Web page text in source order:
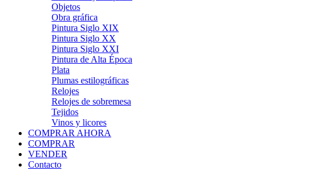
Objetos
Obra gráfica
Pintura Siglo XIX
Pintura Siglo XX
Pintura Siglo XXI
Pintura de Alta Época
Plata
Plumas estilográficas
Relojes
Relojes de sobremesa
Tejidos
Vinos y licores
COMPRAR AHORA
COMPRAR
VENDER
Contacto